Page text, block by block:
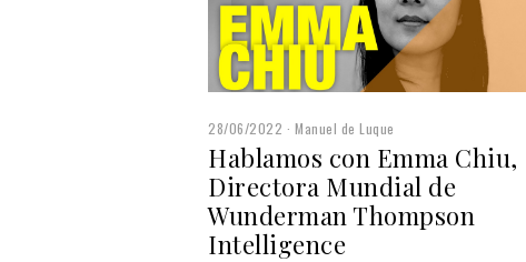
28/06/2022 Manuel de Luque
Hablamos con Emma Chiu,
Directora Mundial de
Wunderman Thompson
Intelligence